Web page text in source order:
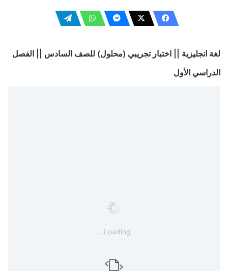
لغة انجليزية || اختبار تجريبي (محلول) للصف السادس || الفصل
الدراسي الأول
Loading...